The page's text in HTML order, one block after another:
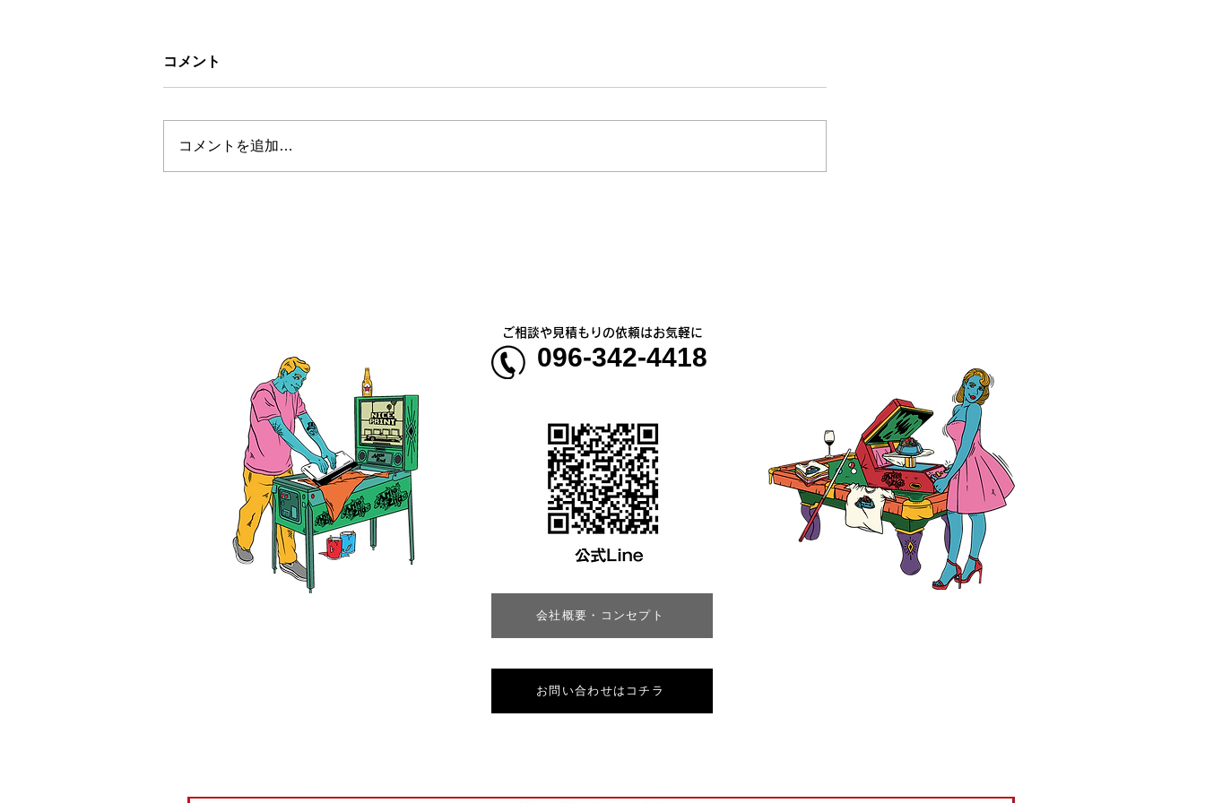
お盆休みについて
コメント
コメントを追加…
会社概要・コンセプト
ご相談や見積もりの依頼はお気軽に
096-342-4418
お問い合わせはコチラ